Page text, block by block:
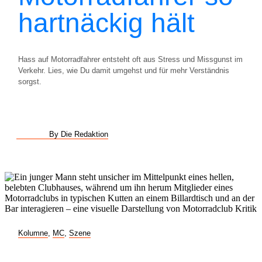
hartnäckig hält
Hass auf Motorradfahrer entsteht oft aus Stress und Missgunst im
Verkehr. Lies, wie Du damit umgehst und für mehr Verständnis
sorgst.
By Die Redaktion
Kolumne MC Szene